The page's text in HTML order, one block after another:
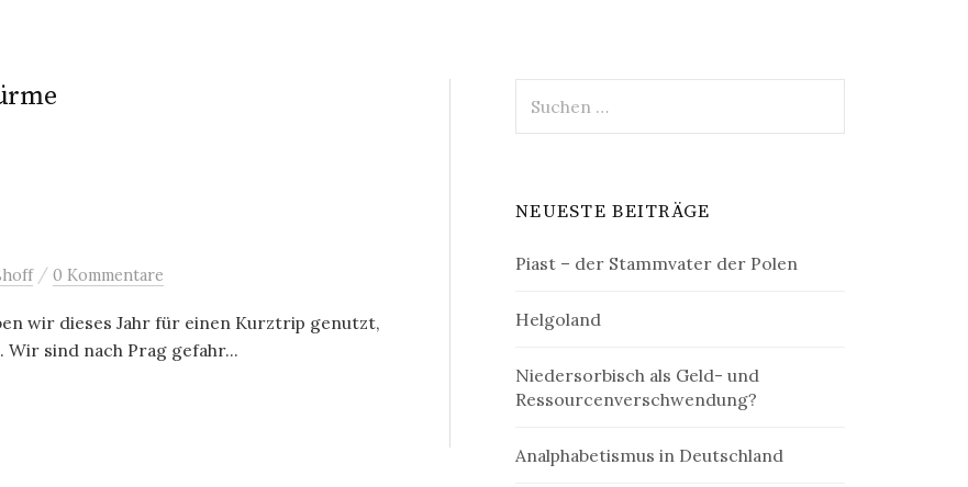
/ 0 Kommentare
wir dieses Jahr für einen Kurztrip genutzt,
sind nach Prag gefahr...
nach:
NEUESTE BEITRÄGE
Piast – der Stammvater der Polen
Helgoland
Niedersorbisch als Geld- und
Ressourcenverschwendung?
Analphabetismus in Deutschland